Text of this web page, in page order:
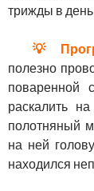
трижды в
💡
полезно
поваренной
раскалить
полотняный
на ней
находился